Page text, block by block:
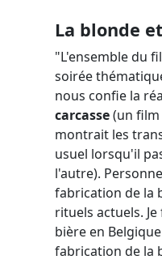
La blonde
"L'ensemble du
soirée
nous confie la
carcasse(un
montrait les
usuel lorsqu'il
l'autre).
fabrication de la
rituels actuels.
bière en
fabrication de la